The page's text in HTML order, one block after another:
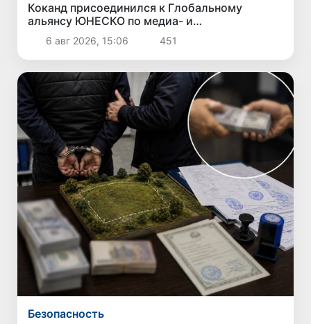
Коканд присоединился к Глобальному
альянсу ЮНЕСКО по медиа- и
информационной грамотности
6 авг 2026, 15:06 451
Безопасность